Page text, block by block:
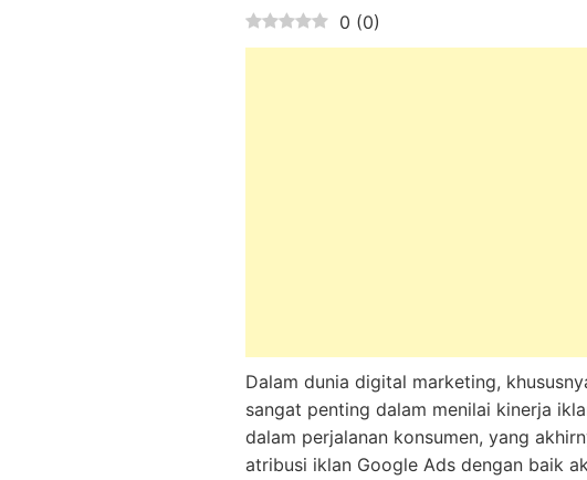
0 (0)
Dalam dunia digital marketing,
sangat penting dalam menilai kinerja
dalam perjalanan konsumen, yang
atribusi iklan Google Ads dengan baik